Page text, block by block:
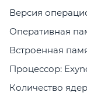
Версия
Оперативная
Встроенная
Процессор:
Количество